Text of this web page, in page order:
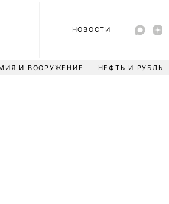
НОВОСТИ
И ВООРУЖЕНИЕ НЕФТЬ И РУБЛЬ